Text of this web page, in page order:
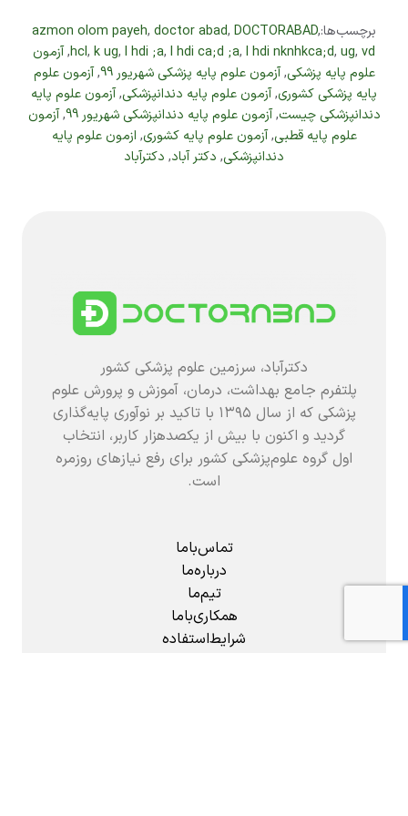
برچسب‌ها: azmon olom payeh, doctor abad, DOCTORABAD,
hcl, k ug, l hdi ;a, l hdi ca;d ;a, l hdi nknhkca;d, ug, vd
,آزمون
علوم پایه پزشکی,آزمون علوم پایه پزشکی شهریور 99 ,آزمون علوم
پایه پزشکی کشوری,آزمون علوم پایه دندانپزشکی,آزمون علوم پایه
دندانپزشکی چیست,آزمون علوم پایه دندانپزشکی شهریور 99 ,آزمون
علوم پایه قطبی,آزمون علوم پایه کشوری, ازمون علوم پایه
دندانپزشکی, دکتر آباد, دکترآباد
دکترآباد، سرزمین علوم پزشکی کشور
پلتفرم جامع بهداشت، درمان، آموزش و پرورش علوم
پزشکی که از سال ۱۳۹۵ با تاکید بر نوآوری پایه‌گذاری
گردید و اکنون با بیش از یکصدهزار کاربر، انتخاب
اول گروه علوم‌پزشکی کشور برای رفع نیازهای روزمره
است.
تماس‌باما
درباره‌ما
تیم‌ما
همکاری‌باما
شرایط‌استفاده